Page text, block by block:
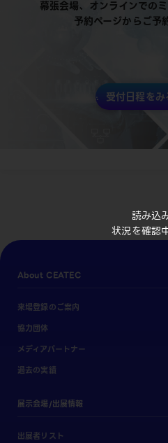
読み込
状況を確認
幕張会場、オンラインでのミ
予約ページからご予
受付日程をみ
About CEATEC
来場登録のご案内
協力団体
メディアパートナー
過去の実績
展示会場/出展情報
出展者リスト